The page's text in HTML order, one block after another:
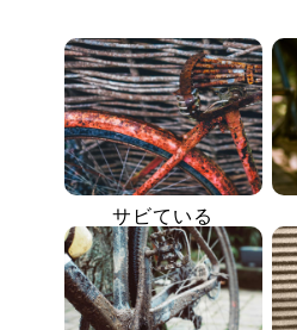
サビている